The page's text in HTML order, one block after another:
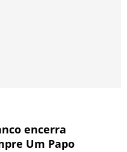
encerra
Um Papo